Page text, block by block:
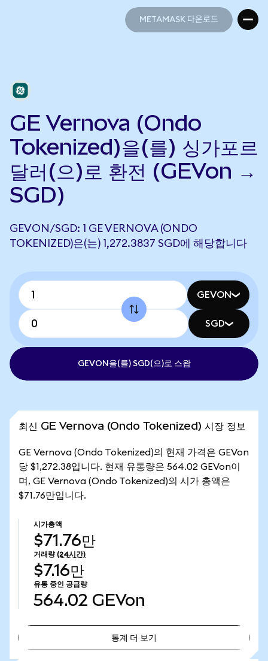
METAMASK 다운로드
GE Vernova (Ondo
Tokenized)을(를) 싱가포르
달러(으)로 환전 (GEVon →
SGD)
GEVON/SGD: 1 GE VERNOVA (ONDO
TOKENIZED)은(는) 1,272.3837 SGD에 해당합니다
GEVON
SGD
GEVON을(를) SGD(으)로 스왑
최신 GE Vernova (Ondo Tokenized) 시장 정보
GE Vernova (Ondo Tokenized)의 현재 가격은 GEVon
당 $1,272.38입니다. 현재 유통량은 564.02 GEVon이
며, GE Vernova (Ondo Tokenized)의 시가 총액은
$71.76만입니다.
시가총액
$71.76만
거래량 (24시간)
$7.16만
유통 중인 공급량
564.02 GEVon
통계 더 보기